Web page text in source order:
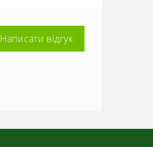
Написати відгук